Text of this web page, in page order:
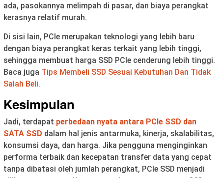
ada, pasokannya melimpah di pasar, dan biaya perangkat
kerasnya relatif murah.
Di sisi lain, PCIe merupakan teknologi yang lebih baru
dengan biaya perangkat keras terkait yang lebih tinggi,
sehingga membuat harga SSD PCIe cenderung lebih tinggi.
Baca juga Tips Membeli SSD Sesuai Kebutuhan Dan Tidak
Salah Beli.
Kesimpulan
Jadi, terdapat perbedaan nyata antara PCIe SSD dan
SATA SSD dalam hal jenis antarmuka, kinerja, skalabilitas,
konsumsi daya, dan harga. Jika pengguna menginginkan
performa terbaik dan kecepatan transfer data yang cepat
tanpa dibatasi oleh jumlah perangkat, PCIe SSD menjadi